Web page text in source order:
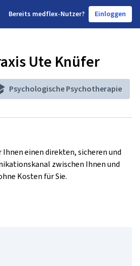
Bereits medflex-Nutzer? Einloggen
Ute Knüfer
Psychologische Psychotherapie
einen direkten, sicheren und
zwischen Ihnen und
Kosten für Sie.